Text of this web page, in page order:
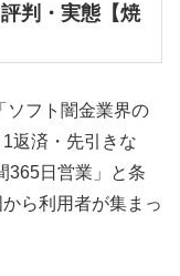
判・実態【焼
ソフト闇金業界の
返済・先引きな
365日営業」と条
ら利用者が集まっ